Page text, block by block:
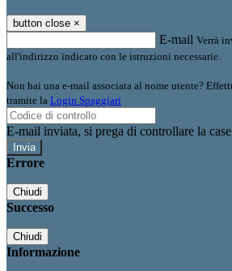
button close ×
E-mail Verrà
all'indirizzo indicato con le istruzioni necessarie.
Non hai una e-mail associata al nome utente?
tramite la Login Spaggiari
E-mail inviata, si prega di controllare la
Errore
Chiudi
Successo
Chiudi
Informazione